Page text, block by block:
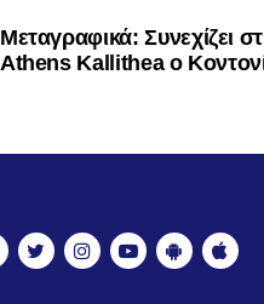
Mεταγραφικά: Συνεχίζει
Athens Kallithea ο